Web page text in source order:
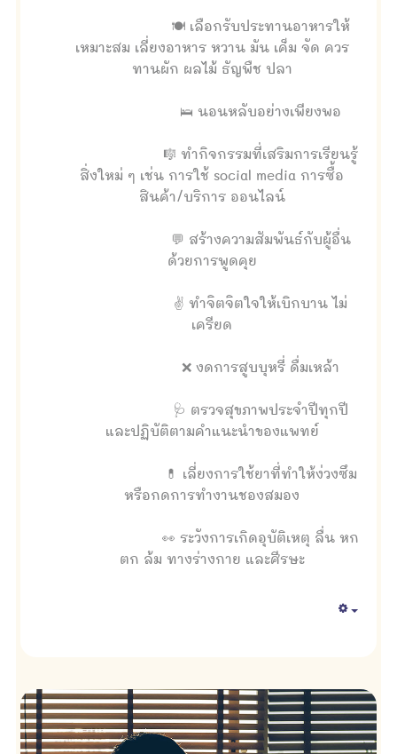
🍽 เลือกรับประทานอาหารให้
เหมาะสม เลี่ยงอาหาร หวาน มัน เค็ม จัด ควร
ทานผัก ผลไม้ ธัญพืช ปลา
🛌 นอนหลับอย่างเพียงพอ
🎼 ทำกิจกรรมที่เสริมการเรียนรู้
สิ่งใหม่ ๆ เช่น การใช้ social media การซื้อ
สินค้า/บริการ ออนไลน์
💬 สร้างความสัมพันธ์กับผู้อื่น
ด้วยการพูดคุย
✌ ทำจิตจิตใจให้เบิกบาน ไม่
เครียด
❌ งดการสูบบุหรี่ ดื่มเหล้า
🩺 ตรวจสุขภาพประจำปีทุกปี
และปฏิบัติตามคำแนะนำของแพทย์
💊 เลี่ยงการใช้ยาที่ทำให้ง่วงซึม
หรือกดการทำงานชองสมอง
👀 ระวังการเกิดอุบัติเหตุ ลื่น หก
ตก ล้ม ทางร่างกาย และศีรษะ